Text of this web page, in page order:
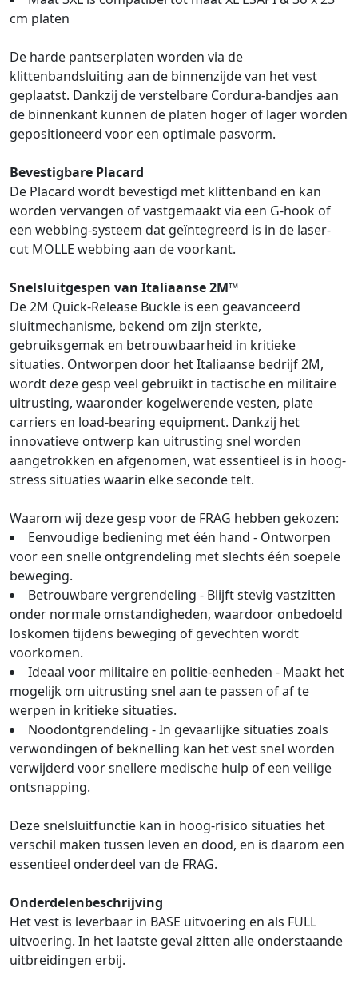
cm platen
De harde pantserplaten worden via de
klittenbandsluiting aan de binnenzijde van het vest
geplaatst. Dankzij de verstelbare Cordura-bandjes aan
de binnenkant kunnen de platen hoger of lager worden
gepositioneerd voor een optimale pasvorm.
Bevestigbare Placard
De Placard wordt bevestigd met klittenband en kan
worden vervangen of vastgemaakt via een G-hook of
een webbing-systeem dat geïntegreerd is in de laser-
cut MOLLE webbing aan de voorkant.
Snelsluitgespen van Italiaanse 2M™
De 2M Quick-Release Buckle is een geavanceerd
sluitmechanisme, bekend om zijn sterkte,
gebruiksgemak en betrouwbaarheid in kritieke
situaties. Ontworpen door het Italiaanse bedrijf 2M,
wordt deze gesp veel gebruikt in tactische en militaire
uitrusting, waaronder kogelwerende vesten, plate
carriers en load-bearing equipment. Dankzij het
innovatieve ontwerp kan uitrusting snel worden
aangetrokken en afgenomen, wat essentieel is in hoog-
stress situaties waarin elke seconde telt.
Waarom wij deze gesp voor de FRAG hebben gekozen:
Eenvoudige bediening met één hand - Ontworpen
voor een snelle ontgrendeling met slechts één soepele
beweging.
Betrouwbare vergrendeling - Blijft stevig vastzitten
onder normale omstandigheden, waardoor onbedoeld
loskomen tijdens beweging of gevechten wordt
voorkomen.
Ideaal voor militaire en politie-eenheden - Maakt het
mogelijk om uitrusting snel aan te passen of af te
werpen in kritieke situaties.
Noodontgrendeling - In gevaarlijke situaties zoals
verwondingen of beknelling kan het vest snel worden
verwijderd voor snellere medische hulp of een veilige
ontsnapping.
Deze snelsluitfunctie kan in hoog-risico situaties het
verschil maken tussen leven en dood, en is daarom een
essentieel onderdeel van de FRAG.
Onderdelenbeschrijving
Het vest is leverbaar in BASE uitvoering en als FULL
uitvoering. In het laatste geval zitten alle onderstaande
uitbreidingen erbij.